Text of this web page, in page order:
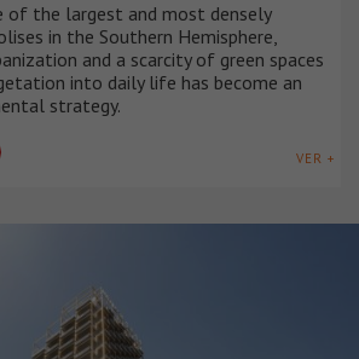
of the largest and most densely
in the Southern Hemisphere,
and a scarcity of green spaces
into daily life has become an
strategy.
VER +